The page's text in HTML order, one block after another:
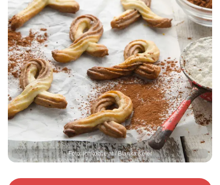
Foto: ichkoche.at / Blanka Kefer